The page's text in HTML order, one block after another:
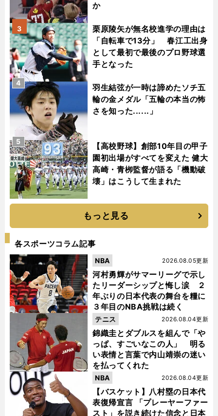
か
栗原陵矢が無名校進学の理由は
「自転車で13分」 春江工出身
として最初で最後のプロ野球選
手となった
3
羽生結弦が一時は諦めたソチ五
輪の金メダル「五輪の本当の怖
さを知った......」
4
【高校野球】創部10年目の甲子
園初出場がすべてを変えた 健大
高崎・青栁監督が語る「機動破
壊」はこうして生まれた
5
もっと見る
各スポーツコラム記事
河村勇輝がサマーリーグで示し
たリーダーシップと悔し涙 ２
年ぶりの日本代表の舞台を糧に
３年目のNBA挑戦は続く
2026.08.05更新
NBA
錦織圭とダブルスを組んで「や
っぱ、すごいなこの人」 明る
い表情と言葉で内山靖崇の迷い
を払ってくれた
2026.08.04更新
テニス
【バスケット】八村塁の日本代
表復帰宣言 「プレーヤーファー
スト」を説き続けた信念と日本
2026.08.04更新
NBA